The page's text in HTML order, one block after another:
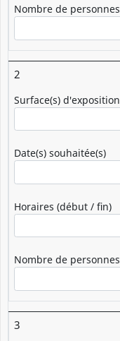
Nombre de personnes
2
Surface(s) d'exposition
Date(s) souhaitée(s)
Horaires (début / fin)
Nombre de personnes
3